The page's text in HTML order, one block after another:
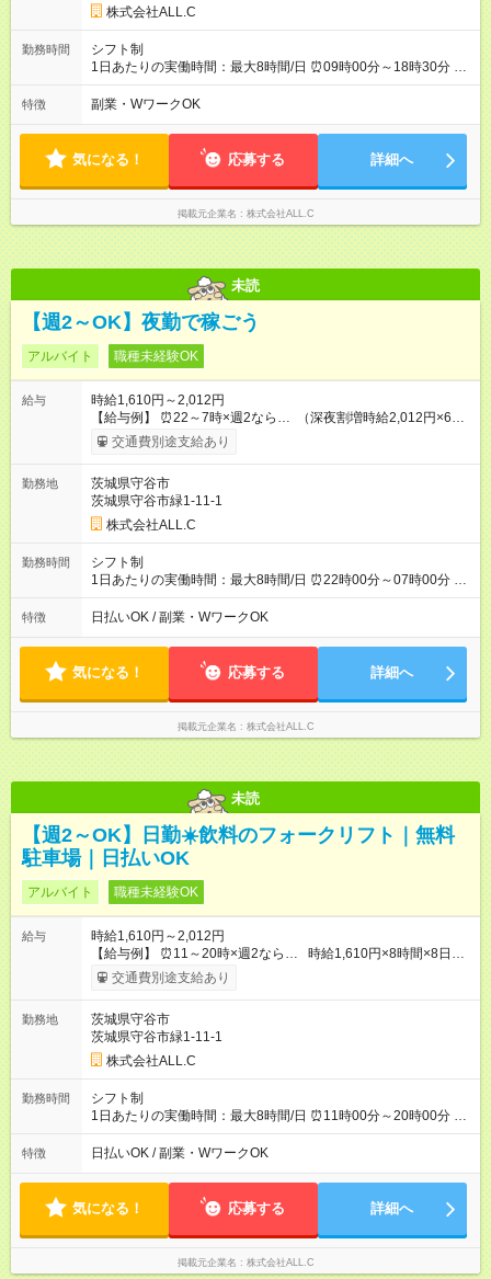
株式会社ALL.C
勤務時間
シフト制
1日あたりの実働時間：最大8時間/日 ⏰09時00分～18時30分 ⌛
年中無休の倉庫 ⌛週4日～OK ⌛休憩1時間30分
特徴 副業・WワークOK
気になる！ 応募する 詳細へ
掲載元企業名 株式会社ALL.C
未読
【週2～OK】夜勤で稼ごう
アルバイト 職種未経験OK
給与
時給1,610円～2,012円
【給与例】 ⏰22～7時×週2なら… （深夜割増時給2,012円×6時
間+時給1,610円×2時間）×8日+残業代（10時間）=月収142,456
末締め、翌月20日払い ✔️日払い制度（規定あり） ✔️残業割増時
給2,012円 ✔️深夜割増時給2,012円（22時～翌5時迄） 【試用期
間】試用期間なし
交通費別途支給あり
勤務地
茨城県守谷市
茨城県守谷市緑1-11-1
株式会社ALL.C
勤務時間
シフト制
1日あたりの実働時間：最大8時間/日 ⏰22時00分～07時00分 ⏰
24時00分～09時00分 ⌛上記時間から選択可 ⌛月～土のシフト制
⌛週2～勤務OK ⌛休憩1時間
特徴 日払いOK / 副業・WワークOK
気になる！ 応募する 詳細へ
掲載元企業名 株式会社ALL.C
未読
【週2～OK】日勤☀️飲料のフォークリフト｜無料
駐車場｜日払いOK
アルバイト 職種未経験OK
給与
時給1,610円～2,012円
【給与例】 ⏰11～20時×週2なら… 時給1,610円×8時間×8日
+残業代（10時間）=月収123,165円 ⏰13～22時×週2なら… 時
給1,610円×8時間×8日+残業代（10時間）=月収127,190円 ✔️月
給2,012円 【試用期間】試用期間なし
交通費別途支給あり
勤務地
茨城県守谷市
茨城県守谷市緑1-11-1
株式会社ALL.C
勤務時間
シフト制
1日あたりの実働時間：最大8時間/日 ⏰11時00分～20時00分 ⏰
13時00分～22時00分 ⌛上記時間から選択可 ⌛月～土のシフト制
⌛週2～勤務OK ⌛休憩1時間
特徴 日払いOK / 副業・WワークOK
気になる！ 応募する 詳細へ
掲載元企業名 株式会社ALL.C